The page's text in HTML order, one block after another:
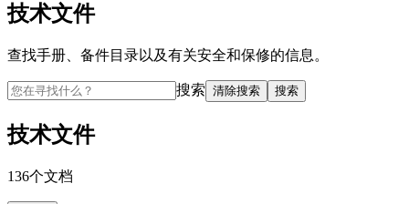
技术文件
查找手册、备件目录以及有关安全和保修的信息。
搜索 清除搜索 搜索
技术文件
136个文档